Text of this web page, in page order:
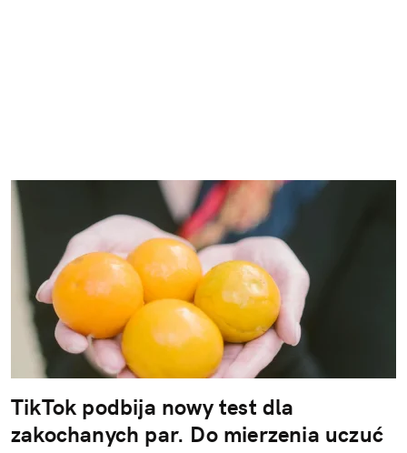
TikTok podbija nowy test dla
zakochanych par. Do mierzenia uczuć